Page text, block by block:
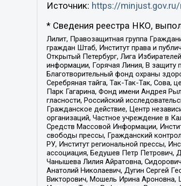
Источник: https://
* Сведения реестра НКО,
Лилит, Правозащитная группа
граждан Штаб, Институт права и
Открытый Петербург, Лига
информации, Горячая Линия, В защиту
Благотворительный фонд охраны
Серебряная тайга, Так-Так-Так, Сова,
Парк Гагарина, Фонд имени Андрея
гласности, Российский
Гражданское действие, Центр
организаций, Частное учреждение в
Средств Массовой Информации,
свободы прессы, Гражданский
РУ, Институт региональной прессы,
ассоциация, Бедушев Петр Петрович,
Чанышева Лилия Айратовна,
Анатолий Николаевич, Дугин Сергей
Викторович, Мошель Ирина Ароновна,